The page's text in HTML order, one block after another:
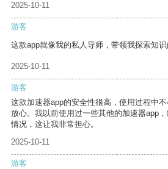
2025-10-11
游客
这款app就像我的私人导师，带领我探索知识
2025-10-11
游客
这款加速器app的安全性很高，使用过程中
放心。我以前使用过一些其他的加速器app
情况，这让我非常担心。
2025-10-11
游客